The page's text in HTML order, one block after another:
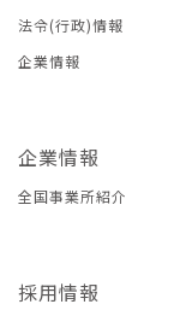
法令(行政)情報
企業情報
企業情報
全国事業所紹介
採用情報